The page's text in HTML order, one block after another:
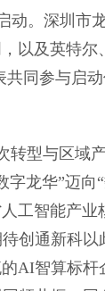
。深圳市
以及英特尔
共同参与启
转型与区域
龙华”迈向
工智能产业
创通新科
AI智算标杆